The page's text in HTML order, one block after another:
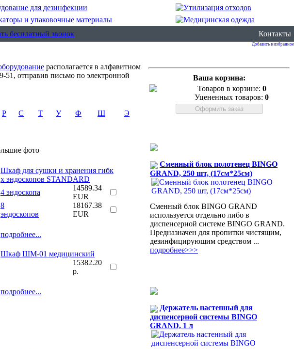
Контакты
Добавить в избранное
располагается в алфавитном
51, отправив письмо по электронной
Р С Т У Ф Ш Э
Шкаф для сушки и хранения гибк
х эндоскопов STANDARD
4 эндоскопа
14589.34
EUR
8
эндоскопов
18167.38
EUR
подробнее...
Шкаф ШМ-01 медицинский
15382.20
р.
подробнее...
Ваша корзина:
Товаров в корзине: 0
Уцененных товаров: 0
Сменный блок полотенец BINGO
GRAND, 250 шт, (17см*25см)
Сменный блок BINGO GRAND
используется отдельно либо в
диспенсерной системе BINGO GRAND.
Предназначен для пропитки чистящим,
дезинфицирующим средством ...
подробнее>>>
Держатель настенный для
диспенсерной системы BINGO
GRAND, 1 л